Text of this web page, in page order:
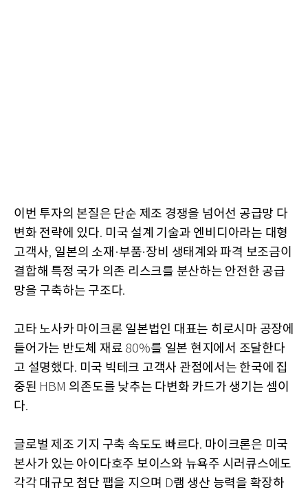
이번 투자의 본질은 단순 제조 경쟁을 넘어선 공급망 다
변화 전략에 있다. 미국 설계 기술과 엔비디아라는 대형
고객사, 일본의 소재 ·부품·장비 생태계와 파격 보조금이
결합해 특정 국가 의존 리스크를 분산하는 안전한 공급
망을 구축하는 구조다.
고타 노사카 마이크론 일본법인 대표는 히로시마 공장에
들어가는 반도체 재료 80%를 일본 현지에서 조달한다
고 설명했다. 미국 빅테크 고객사 관점에서는 한국에 집
중된 HBM 의존도를 낮추는 다변화 카드가 생기는 셈이
다.
글로벌 제조 기지 구축 속도도 빠르다. 마이크론은 미국
본사가 있는 아이다호주 보이스와 뉴욕주 시러큐스에도
각각 대규모 첨단 팹을 지으며 D램 생산 능력을 확장하